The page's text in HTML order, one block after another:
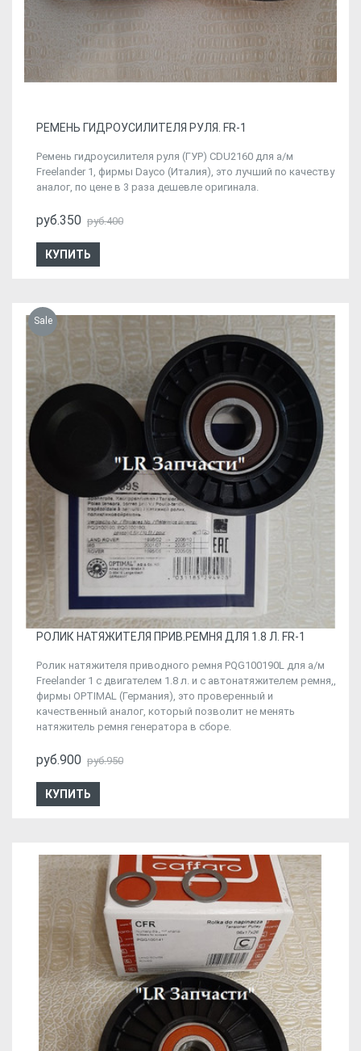
РЕМЕНЬ ГИДРОУСИЛИТЕЛЯ РУЛЯ. FR-1
Ремень гидроусилителя руля (ГУР) CDU2160 для а/м
Freelander 1, фирмы Dayco (Италия), это лучший по качеству
аналог, по цене в 3 раза дешевле оригинала.
руб.350 руб.400
КУПИТЬ
Sale
РОЛИК НАТЯЖИТЕЛЯ ПРИВ.РЕМНЯ ДЛЯ 1.8 Л. FR-1
Ролик натяжителя приводного ремня PQG100190L для а/м
Freelander 1 c двигателем 1.8 л. и с автонатяжителем ремня,,
фирмы OPTIMAL (Германия), это проверенный и
качественный аналог, который позволит не менять
натяжитель ремня генератора в сборе.
руб.900 руб.950
КУПИТЬ